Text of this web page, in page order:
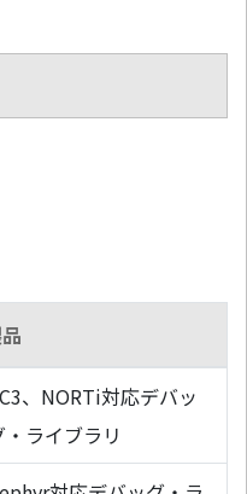
、NORTi対応デバッ
・ライブラリ